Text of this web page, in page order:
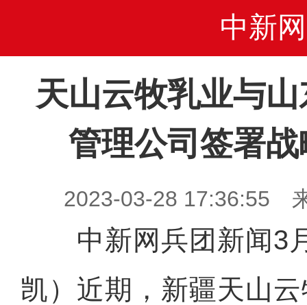
中新网
天山云牧乳业与
管理公司签署
2023-03-28 17:36:55
中新网兵团新闻3
凯）近期，新疆天山